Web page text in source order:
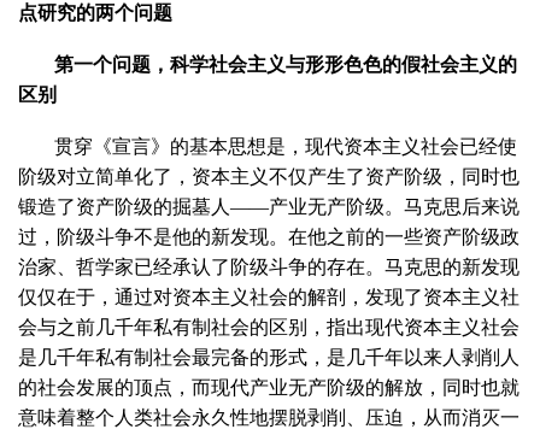
点研究的两个问题
第一个问题，科学社会主义与形形色色的假社会主义的
区别
贯穿《宣言》的基本思想是，现代资本主义社会已经使
阶级对立简单化了，资本主义不仅产生了资产阶级，同时也
锻造了资产阶级的掘墓人——产业无产阶级。马克思后来说
过，阶级斗争不是他的新发现。在他之前的一些资产阶级政
治家、哲学家已经承认了阶级斗争的存在。马克思的新发现
仅仅在于，通过对资本主义社会的解剖，发现了资本主义社
会与之前几千年私有制社会的区别，指出现代资本主义社会
是几千年私有制社会最完备的形式，是几千年以来人剥削人
的社会发展的顶点，而现代产业无产阶级的解放，同时也就
意味着整个人类社会永久性地摆脱剥削、压迫，从而消灭一